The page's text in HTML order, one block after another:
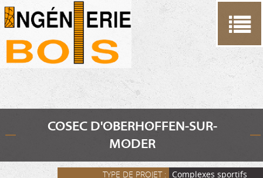
COSEC D'OBERHOFFEN-SUR-
MODER
TYPE DE PROJET :
Complexes sportifs
Cookies management panel